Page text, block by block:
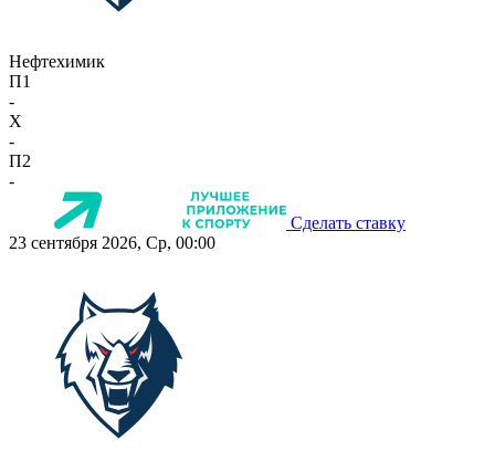
Нефтехимик
П1
-
X
-
П2
-
Сделать ставку
23 сентября 2026, Ср, 00:00